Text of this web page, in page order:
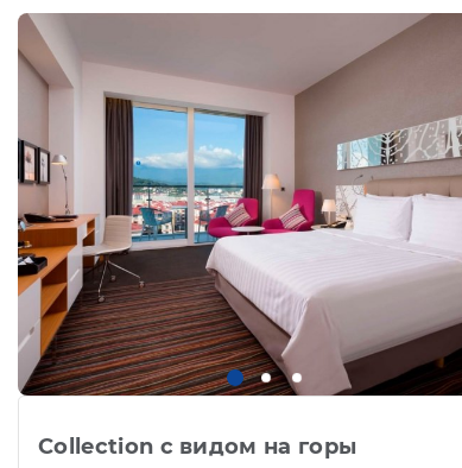
Collection с видом на горы